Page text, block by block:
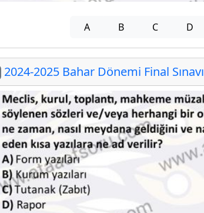
A B C D
2024-2025 Bahar Dönemi Final Sınavı